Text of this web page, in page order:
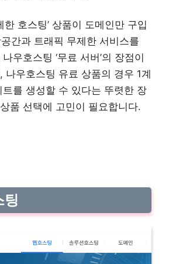
한 호스팅’ 상품이 도메인만 구입
간과 트래픽 무제한 서비스를
우호스팅 ‘무료 서버’의 장점이
나우호스팅 유료 상품의 경우 1계
를 생성할 수 있다는 뚜렷한 장
품 선택에 고민이 필요합니다.
팅